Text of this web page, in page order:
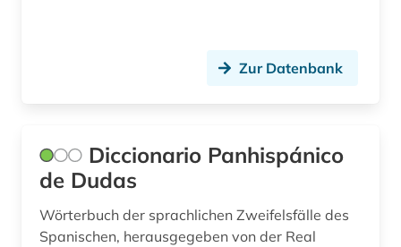
oper (1)
pablo (1)
Zur Datenbank
Diccionario Panhispánico
de Dudas
Wörterbuch der sprachlichen Zweifelsfälle des
Spanischen, herausgegeben von der Real